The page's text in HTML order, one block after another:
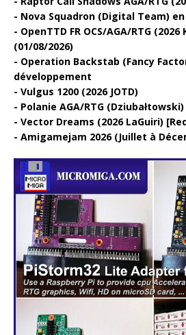
Nova Squadron (Digital Team)
OpenTTD FR OCS/AGA/RTG
(01/08/2026)
Operation Backstab (Fancy
développement
Vulgus 1200 (2026 JOTD)
Polanie AGA/RTG
Vector Dreams (2026 LaGuiri)
Amigamejam 2026 (Juillet à